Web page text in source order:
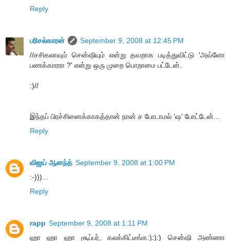
Reply
பரிசல்காரன்
September 9, 2008 at 12:45 PM
//சசிகலாவும் சென்ஷியும் என்று தவறாக படித்துவிட்டு 'அவ்ளோ
பணக்காரரா ?' என்று ஒரு முறை பொறாமை பட்டேன்.
:)//
இந்தப் பிரச்சினைக்காகத்தான் நான் ச போடாமல் ’ஷ’ போட்டேன்...
Reply
விஜய் ஆனந்த் September 9, 2008 at 1:00 PM
:-)))...
Reply
rapp September 9, 2008 at 1:11 PM
ஹா ஹா ஹா சூப்பர், கலக்கிட்டீங்க:):):) சென்ஷி அண்ணா